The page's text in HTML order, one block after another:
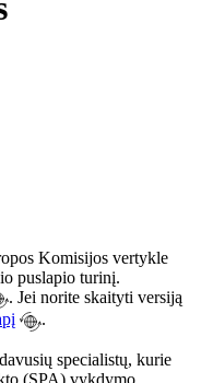
Komisijos vertykle
puslapio turinį.
. Jei norite skaityti versiją
.
specialistų, kurie
(SPA) vykdymo